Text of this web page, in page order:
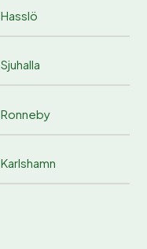
Hasslö
Sjuhalla
Ronneby
Karlshamn